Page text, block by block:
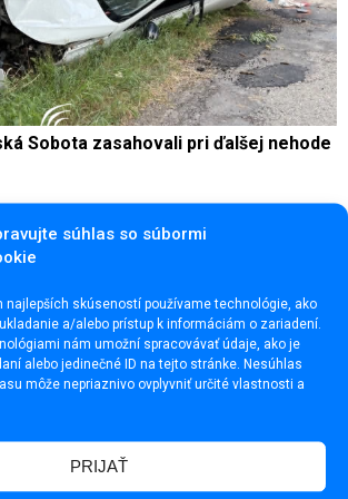
súhlas so súbormi
najlepších skúseností používame technológie, ako
a/alebo prístup k informáciám o zariadení.
nám umožní spracovávať údaje, ako je
alebo jedinečné ID na tejto stránke. Nesúhlas
môže nepriaznivo ovplyvniť určité vlastnosti a
PRIJAŤ
Sobota zasahovali pri ďalšej nehode